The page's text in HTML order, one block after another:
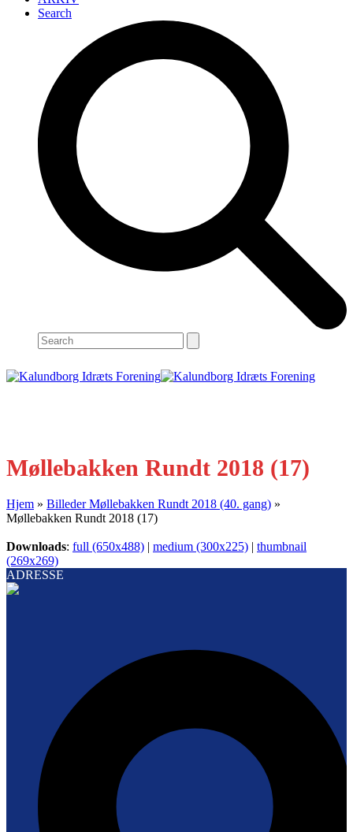
Search
Search
Møllebakken Rundt 2018 (17)
Hjem » Billeder Møllebakken Rundt 2018 (40. gang) »
Møllebakken Rundt 2018 (17)
Downloads: full (650x488) | medium (300x225) | thumbnail
(269x269)
ADRESSE